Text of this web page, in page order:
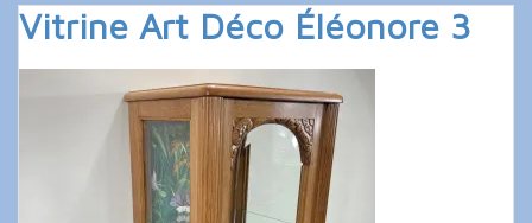
Vitrine Art Déco Éléonore 3